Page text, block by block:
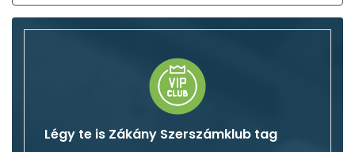
Légy te is Zákány Szerszámklub tag